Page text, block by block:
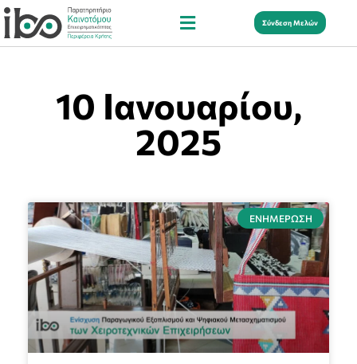
Σύνδεση Μελών
10 Ιανουαρίου,
2025
ΕΝΗΜΈΡΩΣΗ